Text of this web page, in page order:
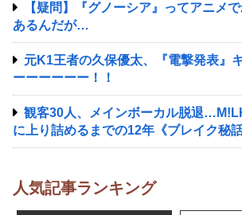
【疑問】『グノーシア』ってアニメ
あるんだが…
元K1王者の久保優太、『電撃発表』
ーーーーーー！！
観客30人、メインボーカル脱退
に上り詰めるまでの12年《ブレイク秘話
人気記事ランキング